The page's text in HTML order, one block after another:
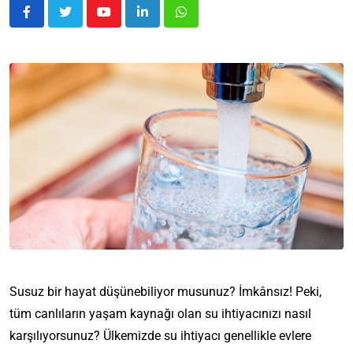
Susuz bir hayat düşünebiliyor musunuz? İmkânsız! Peki,
tüm canlıların yaşam kaynağı olan su ihtiyacınızı nasıl
karşılıyorsunuz? Ülkemizde su ihtiyacı genellikle evlere